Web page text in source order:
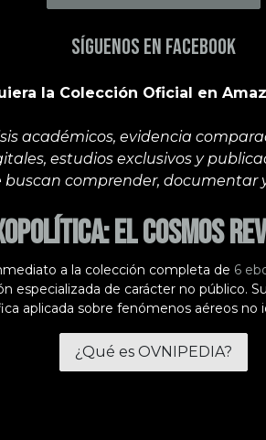
Síguenos en Facebook
la Colección Oficial en
académicos, evidencia
estudios exclusivos y
buscan comprender, documentar
El Cosmos
a la colección completa de 6
especializada de carácter no público.
aplicada sobre fenómenos aéreos no
¿Qué es OVNIPEDIA?